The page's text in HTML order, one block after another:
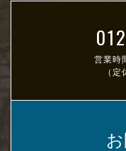
営業時
（